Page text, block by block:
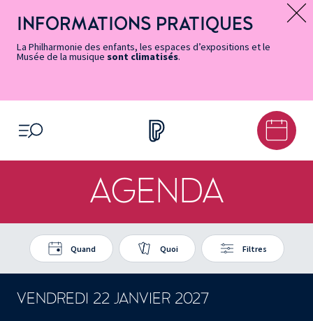
page
Accessibilité
accès
rapides
principal
contenu
principal
page
Message d’information
INFORMATIONS PRATIQUES
La Philharmonie des enfants, les espaces d’expositions et le
Musée de la musique sont climatisés.
OUVRIR LE MENU
AGENDA
VENDREDI 22 JANVIER 2027
Quand Quoi Filtres